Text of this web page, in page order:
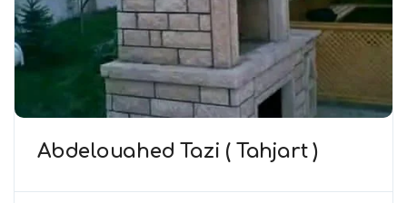
Abdelouahed Tazi ( Tahjart )